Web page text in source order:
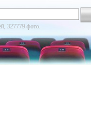
327779 фото.